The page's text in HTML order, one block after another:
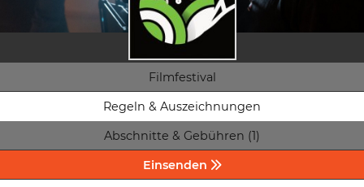
Filmfestival
Regeln & Auszeichnungen
Abschnitte & Gebühren (1)
Einsenden